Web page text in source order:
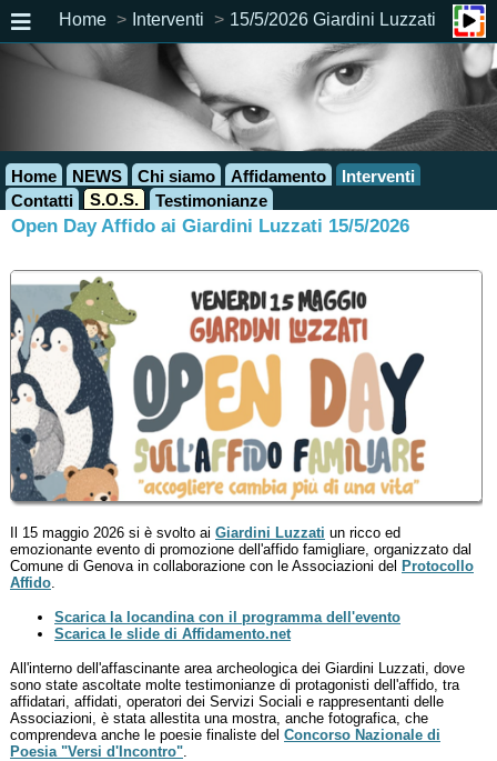
Home Interventi 15/5/2026 Giardini Luzzati
Home NEWS Chi siamo Affidamento
Interventi
Contatti
S.O.S. Testimonianze
Open Day Affido ai Giardini Luzzati 15/5/2026
Il 15 maggio 2026 si è svolto ai Giardini Luzzati un ricco ed
emozionante evento di promozione dell'affido famigliare, organizzato dal
Comune di Genova in collaborazione con le Associazioni del Protocollo
Affido
Scarica la locandina con il programma dell'evento
Scarica le slide di Affidamento.net
All'interno dell'affascinante area archeologica dei Giardini Luzzati, dove
sono state ascoltate molte testimonianze di protagonisti dell'affido, tra
affidatari, affidati, operatori dei Servizi Sociali e rappresentanti delle
Associazioni, è stata allestita una mostra, anche fotografica, che
comprendeva anche le poesie finaliste del Concorso Nazionale di
Poesia "Versi d'Incontro"